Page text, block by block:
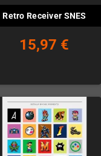
Retro Receiver SNES
15,97 €